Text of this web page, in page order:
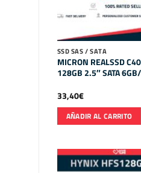
SSD SAS / SATA
MICRON REALSSD
128GB 2.5″ SATA
33,40€
AÑADIR AL CARRITO